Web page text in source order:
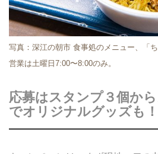
写真：深江の朝市 食事処のメニュー、「
営業は土曜日7:00〜8:00のみ。
応募はスタンプ３個か
でオリジナルグッズも！